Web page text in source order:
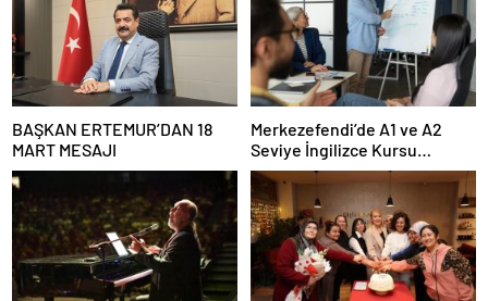
BAŞKAN ERTEMUR’DAN 18
MART MESAJI
Merkezefendi’de A1 ve A2
Seviye İngilizce Kursu
Başvuruları Başladı